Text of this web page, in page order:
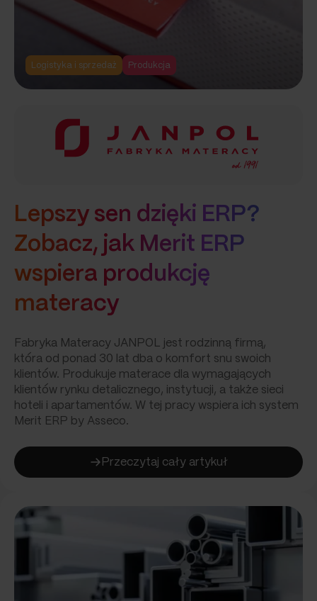
Szukaj
Logistyka i sprzedaż Produkcja
Lepszy sen dzięki ERP?
Zobacz, jak Merit ERP
wspiera produkcję
materacy
Fabryka Materacy JANPOL jest rodzinną firmą,
która od ponad 30 lat dba o komfort snu swoich
klientów. Produkuje materace dla wymagających
klientów rynku detalicznego, instytucji, a także sieci
hoteli i apartamentów. W tej pracy wspiera ich system
Merit ERP by Asseco.
Przeczytaj cały artykuł
:
Zobacz,
jak
Merit